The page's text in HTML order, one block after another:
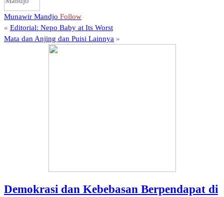
Munawir Mandjo Follow
« Editorial: Nepo Baby at Its Worst
Mata dan Anjing dan Puisi Lainnya »
Demokrasi dan Kebebasan Berpendapat di